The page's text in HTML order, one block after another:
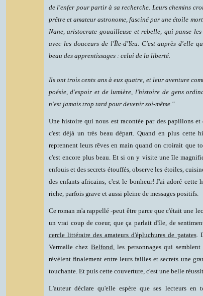
de l'enfer pour partir à sa recherche. Leurs chemins
prêtre et amateur astronome, fasciné par une étoile
Nane, aristocrate gouailleuse et rebelle, qui panse les
avec les douceurs de l'Île-d'Yeu. C'est auprès d'elle
beau des apprentissages : celui de la liberté.
Ils ont trois cents ans à eux quatre, et leur aventure
poésie, d'espoir et de lumière, l'histoire de gens
n'est jamais trop tard pour devenir soi-même."
Une histoire qui nous est racontée par des papillons
c'est déjà un très beau départ. Quand en plus cette
reprennent leurs rêves en main quand on croirait que
c'est encore plus beau. Et si on y visite une île
enfouis et des secrets étouffés, observe les étoiles,
des enfants africains, c'est le bonheur! J'ai adoré cette
riche, parfois grave et aussi pleine de messages positifs.
Ce roman m'a rappellé -peut être parce que c'était une
un vrai coup de coeur, que ça parlait d'île, de
cercle littéraire des amateurs d'épluchures de patates.
Vermalle chez Belfond, les personnages qui
révèlent finalement entre leurs failles et secrets une
touchante. Et puis cette couverture, c'est une belle
L'auteur déclare qu'elle espère que ses lecteurs en